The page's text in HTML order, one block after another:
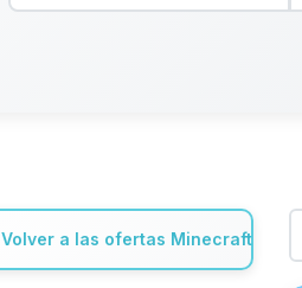
Volver a las ofertas Minecraft